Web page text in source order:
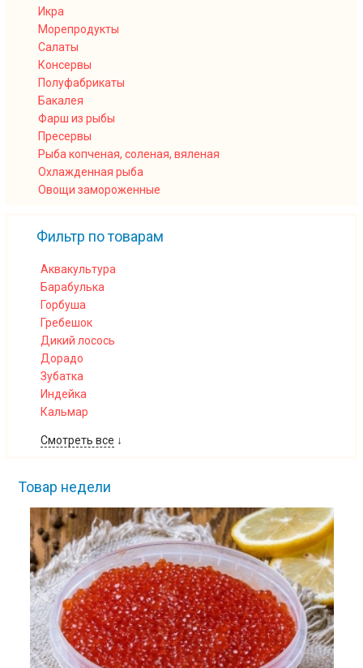
Икра
Морепродукты
Салаты
Консервы
Полуфабрикаты
Бакалея
Фарш из рыбы
Пресервы
Рыба копченая, соленая, вяленая
Охлажденная рыба
Овощи замороженные
Фильтр по товарам
Аквакультура
Барабулька
Горбуша
Гребешок
Дикий лосось
Дорадо
Зубатка
Индейка
Кальмар
Смотреть все ↓
Товар недели